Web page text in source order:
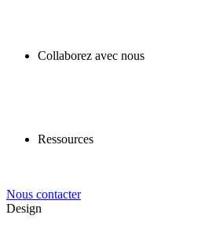
Collaborez avec nous
Ressources
Nous contacter
Design